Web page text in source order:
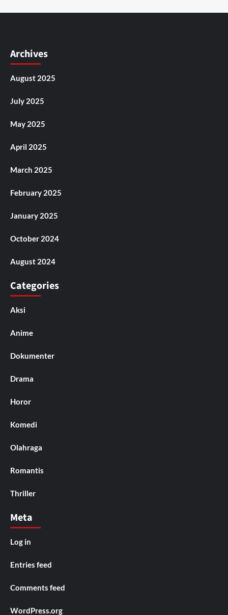
Archives
August 2025
July 2025
May 2025
April 2025
March 2025
February 2025
January 2025
October 2024
August 2024
Categories
Aksi
Anime
Dokumenter
Drama
Horor
Komedi
Olahraga
Romantis
Thriller
Meta
Log in
Entries feed
Comments feed
WordPress.org